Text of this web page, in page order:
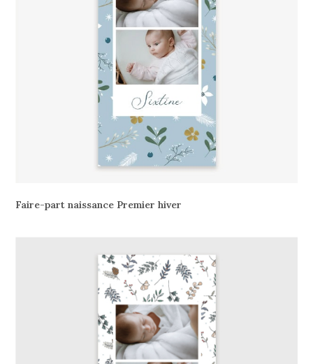
Faire-part naissance Premier hiver